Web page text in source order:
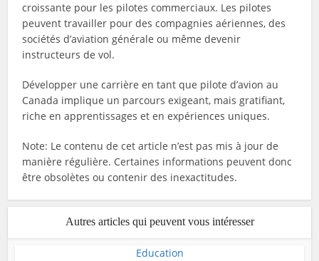
croissante pour les pilotes commerciaux. Les pilotes
peuvent travailler pour des compagnies aériennes, des
sociétés d’aviation générale ou même devenir
instructeurs de vol.
Développer une carrière en tant que pilote d’avion au
Canada implique un parcours exigeant, mais gratifiant,
riche en apprentissages et en expériences uniques.
Note: Le contenu de cet article n’est pas mis à jour de
manière régulière. Certaines informations peuvent donc
être obsolètes ou contenir des inexactitudes.
Autres articles qui peuvent vous intéresser
Education